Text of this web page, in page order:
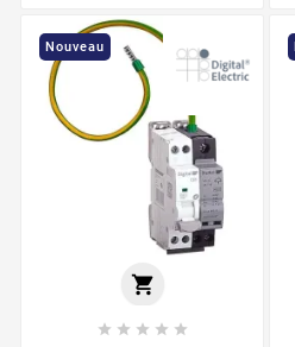
Nouveau

    